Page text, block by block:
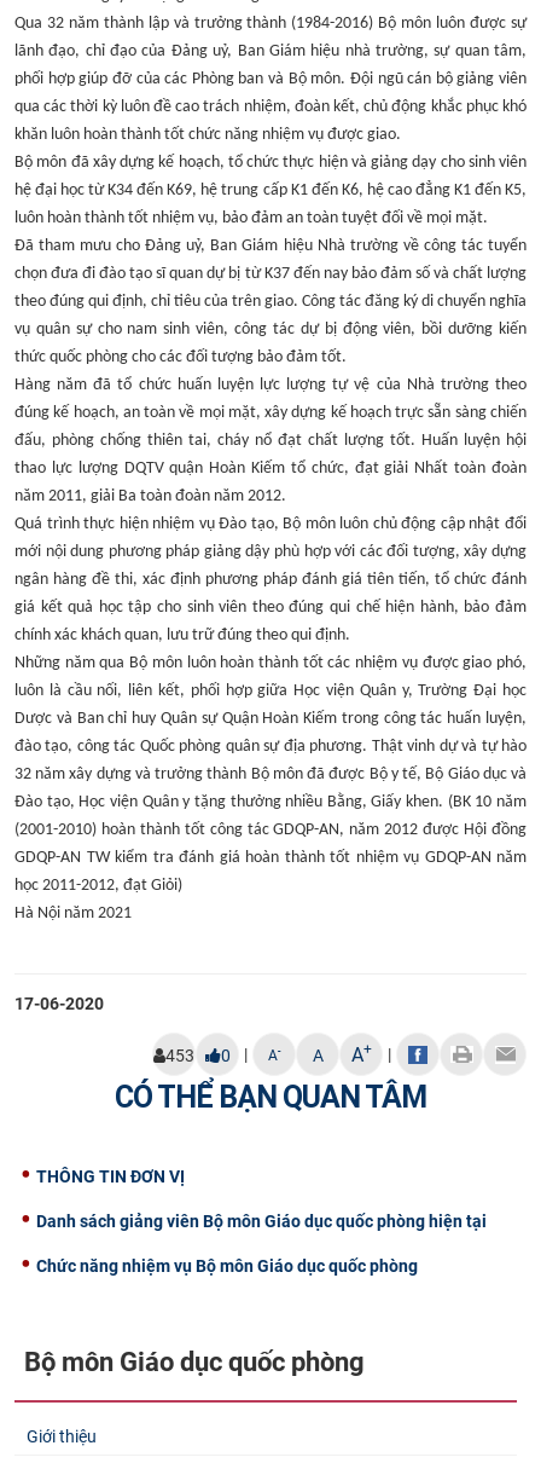
Qua 32 năm thành lập và trưởng thành (1984-2016) Bộ môn luôn được sự
lãnh đạo, chỉ đạo của Đảng uỷ, Ban Giám hiệu nhà trường, sự quan tâm,
phối hợp giúp đỡ của các Phòng ban và Bộ môn. Đội ngũ cán bộ giảng viên
qua các thời kỳ luôn đề cao trách nhiệm, đoàn kết, chủ động khắc phục khó
khăn luôn hoàn thành tốt chức năng nhiệm vụ được giao.
Bộ môn đã xây dựng kế hoạch, tổ chức thực hiện và giảng dạy cho sinh viên
hệ đại học từ K34 đến K69, hệ trung cấp K1 đến K6, hệ cao đẳng K1 đến K5,
luôn hoàn thành tốt nhiệm vụ, bảo đảm an toàn tuyệt đối về mọi mặt.
Đã tham mưu cho Đảng uỷ, Ban Giám hiệu Nhà trường về công tác tuyển
chọn đưa đi đào tạo sĩ quan dự bị từ K37 đến nay bảo đảm số và chất lượng
theo đúng qui định, chỉ tiêu của trên giao. Công tác đăng ký di chuyển nghĩa
vụ quân sự cho nam sinh viên, công tác dự bị động viên, bồi dưỡng kiến
thức quốc phòng cho các đối tượng bảo đảm tốt.
Hàng năm đã tổ chức huấn luyện lực lượng tự vệ của Nhà trường theo
đúng kế hoạch, an toàn về mọi mặt, xây dựng kế hoạch trực sẵn sàng chiến
đấu, phòng chống thiên tai, cháy nổ đạt chất lượng tốt. Huấn luyện hội
thao lực lượng DQTV quận Hoàn Kiếm tổ chức, đạt giải Nhất toàn đoàn
năm 2011, giải Ba toàn đoàn năm 2012.
Quá trình thực hiện nhiệm vụ Đào tạo, Bộ môn luôn chủ động cập nhật đổi
mới nội dung phương pháp giảng dậy phù hợp với các đối tượng, xây dựng
ngân hàng đề thi, xác định phương pháp đánh giá tiên tiến, tổ chức đánh
giá kết quả học tập cho sinh viên theo đúng qui chế hiện hành, bảo đảm
chính xác khách quan, lưu trữ đúng theo qui định.
Những năm qua Bộ môn luôn hoàn thành tốt các nhiệm vụ được giao phó,
luôn là cầu nối, liên kết, phối hợp giữa Học viện Quân y, Trường Đại học
Dược và Ban chỉ huy Quân sự Quận Hoàn Kiếm trong công tác huấn luyện,
đào tạo, công tác Quốc phòng quân sự địa phương. Thật vinh dự và tự hào
32 năm xây dựng và trưởng thành Bộ môn đã được Bộ y tế, Bộ Giáo dục và
Đào tạo, Học viện Quân y tặng thưởng nhiều Bằng, Giấy khen. (BK 10 năm
(2001-2010) hoàn thành tốt công tác GDQP-AN, năm 2012 được Hội đồng
GDQP-AN TW kiểm tra đánh giá hoàn thành tốt nhiệm vụ GDQP-AN năm
học 2011-2012, đạt Giỏi)
Hà Nội năm 2021
17-06-2020
453 0 | A- A A+ |
CÓ THỂ BẠN QUAN TÂM
THÔNG TIN ĐƠN VỊ
Danh sách giảng viên Bộ môn Giáo dục quốc phòng hiện tại
Chức năng nhiệm vụ Bộ môn Giáo dục quốc phòng
Bộ môn Giáo dục quốc phòng
Giới thiệu